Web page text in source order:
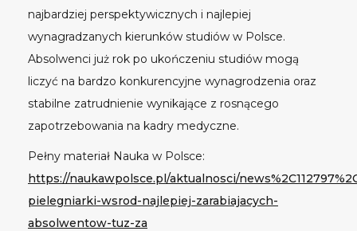
najbardziej perspektywicznych i najlepiej
wynagradzanych kierunków studiów w Polsce.
Absolwenci już rok po ukończeniu studiów mogą
liczyć na bardzo konkurencyjne wynagrodzenia oraz
stabilne zatrudnienie wynikające z rosnącego
zapotrzebowania na kadry medyczne.
Pełny materiał Nauka w Polsce:
https://naukawpolsce.pl/aktualnosci/
pielegniarki-wsrod-najlepiej-zarabiajacych-
absolwentow-tuz-za